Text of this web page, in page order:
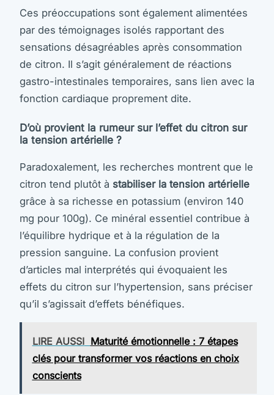
Ces préoccupations sont également alimentées
par des témoignages isolés rapportant des
sensations désagréables après consommation
de citron. Il s’agit généralement de réactions
gastro-intestinales temporaires, sans lien avec la
fonction cardiaque proprement dite.
D’où provient la rumeur sur l’effet du citron sur
la tension artérielle ?
Paradoxalement, les recherches montrent que le
citron tend plutôt à stabiliser la tension artérielle
grâce à sa richesse en potassium (environ 140
mg pour 100g). Ce minéral essentiel contribue à
l’équilibre hydrique et à la régulation de la
pression sanguine. La confusion provient
d’articles mal interprétés qui évoquaient les
effets du citron sur l’hypertension, sans préciser
qu’il s’agissait d’effets bénéfiques.
LIRE AUSSI Maturité émotionnelle : 7 étapes
clés pour transformer vos réactions en choix
conscients